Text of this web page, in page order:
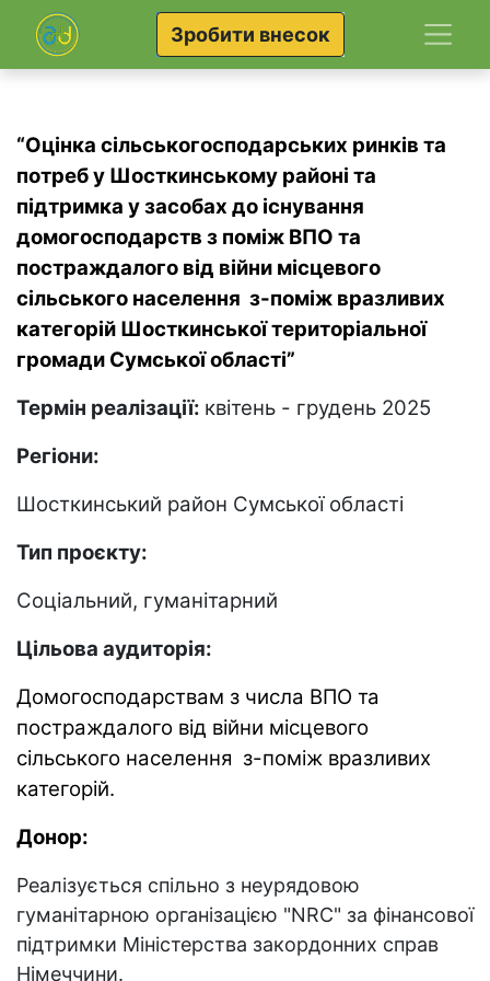
Зробити внесок
“Оцінка сільськогосподарських ринків та
потреб у Шосткинському районі та
підтримка у засобах до існування
домогосподарств з поміж ВПО та
постраждалого від війни місцевого
сільського населення з-поміж вразливих
категорій Шосткинської територіальної
громади Сумської області”
Термін реалізації: квітень - грудень 2025
Регіони:
Шосткинський район Сумської області
Тип проєкту:
Соціальний, гуманітарний
Цільова аудиторія:
Домогосподарствам з числа ВПО та
постраждалого від війни місцевого
сільського населення з-поміж вразливих
категорій.
Донор:
Реалізується спільно з неурядовою
гуманітарною організацією "NRC" за фінансової
підтримки Міністерства закордонних справ
Німеччини.